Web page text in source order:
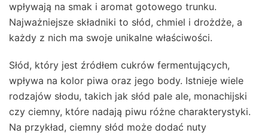
wpływają na smak i aromat gotowego trunku.
Najważniejsze składniki to słód, chmiel i drożdże, a
każdy z nich ma swoje unikalne właściwości.
Słód, który jest źródłem cukrów fermentujących,
wpływa na kolor piwa oraz jego body. Istnieje wiele
rodzajów słodu, takich jak słód pale ale, monachijski
czy ciemny, które nadają piwu różne charakterystyki.
Na przykład, ciemny słód może dodać nuty